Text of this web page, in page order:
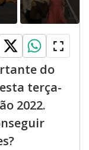
do
terça-
2022.